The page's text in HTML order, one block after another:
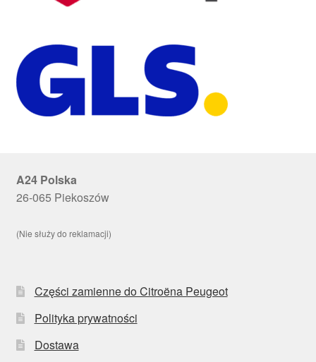
A24 Polska
26-065 Piekoszów
(Nie służy do reklamacji)
Części zamienne do Citroëna Peugeot
Polityka prywatności
Dostawa